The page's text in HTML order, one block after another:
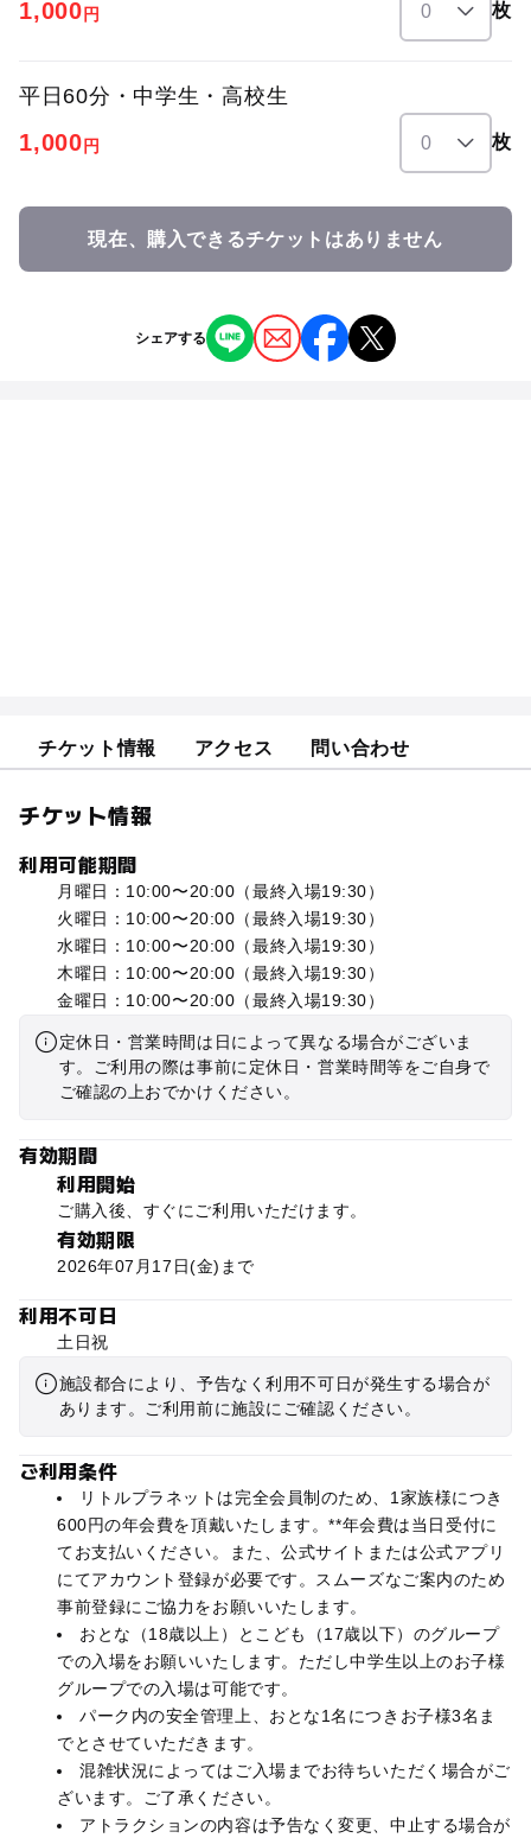
1,000 円 枚
平日60分・中学生・高校生
1,000 円 枚
現在、購入できるチケットはありません
シェアする
チケット情報 アクセス 問い合わせ
チケット情報
利用可能期間
月曜日：10:00〜20:00 （最終入場19:30）
火曜日：10:00〜20:00 （最終入場19:30）
水曜日：10:00〜20:00 （最終入場19:30）
木曜日：10:00〜20:00 （最終入場19:30）
金曜日：10:00〜20:00 （最終入場19:30）
定休日・営業時間は日によって異なる場合がございま
す。ご利用の際は事前に定休日・営業時間等をご自身で
ご確認の上おでかけください。
有効期間
利用開始
ご購入後、すぐにご利用いただけます。
有効期限
2026年07月17日(金)まで
利用不可日
土日祝
施設都合により、予告なく利用不可日が発生する場合が
あります。ご利用前に施設にご確認ください。
ご利用条件
リトルプラネットは完全会員制のため、1家族様につき
600円の年会費を頂戴いたします。**年会費は当日受付に
てお支払いください。また、公式サイトまたは公式アプリ
にてアカウント登録が必要です。スムーズなご案内のため
事前登録にご協力をお願いいたします。
おとな（18歳以上）とこども（17歳以下）のグループ
での入場をお願いいたします。ただし中学生以上のお子様
グループでの入場は可能です。
パーク内の安全管理上、おとな1名につきお子様3名ま
でとさせていただきます。
混雑状況によってはご入場までお待ちいただく場合がご
ざいます。ご了承ください。
アトラクションの内容は予告なく変更、中止する場合が